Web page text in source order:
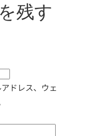
残す
ドレス、ウェ